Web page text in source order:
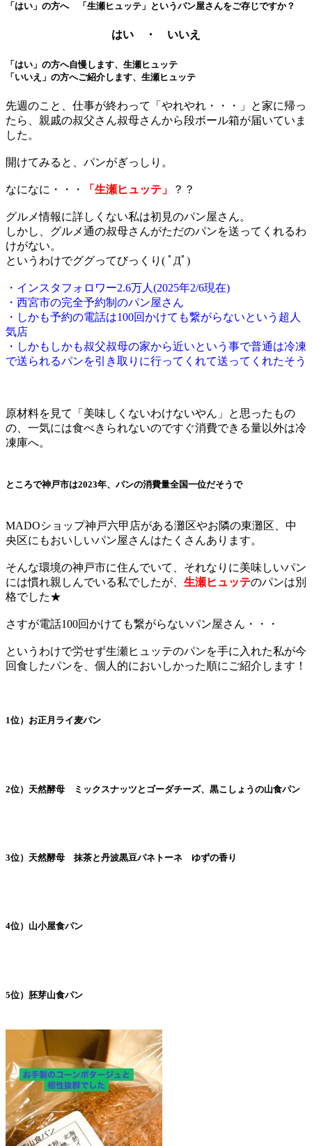
「はい」の方へ 「生瀬ヒュッテ」というパン屋さんをご存じですか？
はい ・ いいえ
「はい」の方へ自慢します、生瀬ヒュッテ
「いいえ」の方へご紹介します、生瀬ヒュッテ
先週のこと、仕事が終わって「やれやれ・・・」と家に帰っ
たら、親戚の叔父さん叔母さんから段ボール箱が届いていま
した。
開けてみると、パンがぎっしり。
なになに・・・ 「生瀬ヒュッテ」 ？？
グルメ情報に詳しくない私は初見のパン屋さん。
しかし、グルメ通の叔母さんがただのパンを送ってくれるわ
けがない。
というわけでググってびっくり( ﾟДﾟ)
・インスタフォロワー2.6万人(2025年2/6現在)
・西宮市の完全予約制のパン屋さん
・しかも予約の電話は100回かけても繋がらないという超人
気店
・しかもしかも叔父叔母の家から近いという事で普通は冷凍
で送られるパンを引き取りに行ってくれて送ってくれたそう
原材料を見て「美味しくないわけないやん」と思ったもの
の、一気には食べきられないのですぐ消費できる量以外は冷
凍庫へ。
ところで神戸市は2023年、パンの消費量全国一位だそうで
MADOショップ神戸六甲店がある灘区やお隣の東灘区、中
央区にもおいしいパン屋さんはたくさんあります。
そんな環境の神戸市に住んでいて、それなりに美味しいパン
には慣れ親しんでいる私でしたが、 生瀬ヒュッテのパンは別
格でした★
さすが電話100回かけても繋がらないパン屋さん・・・
というわけで労せず生瀬ヒュッテのパンを手に入れた私が今
回食したパンを、個人的においしかった順にご紹介します！
1位）お正月ライ麦パン
2位）天然酵母 ミックスナッツとゴーダチーズ、黒こしょうの山食パン
3位）天然酵母 抹茶と丹波黒豆パネトーネ ゆずの香り
4位）山小屋食パン
5位）胚芽山食パン